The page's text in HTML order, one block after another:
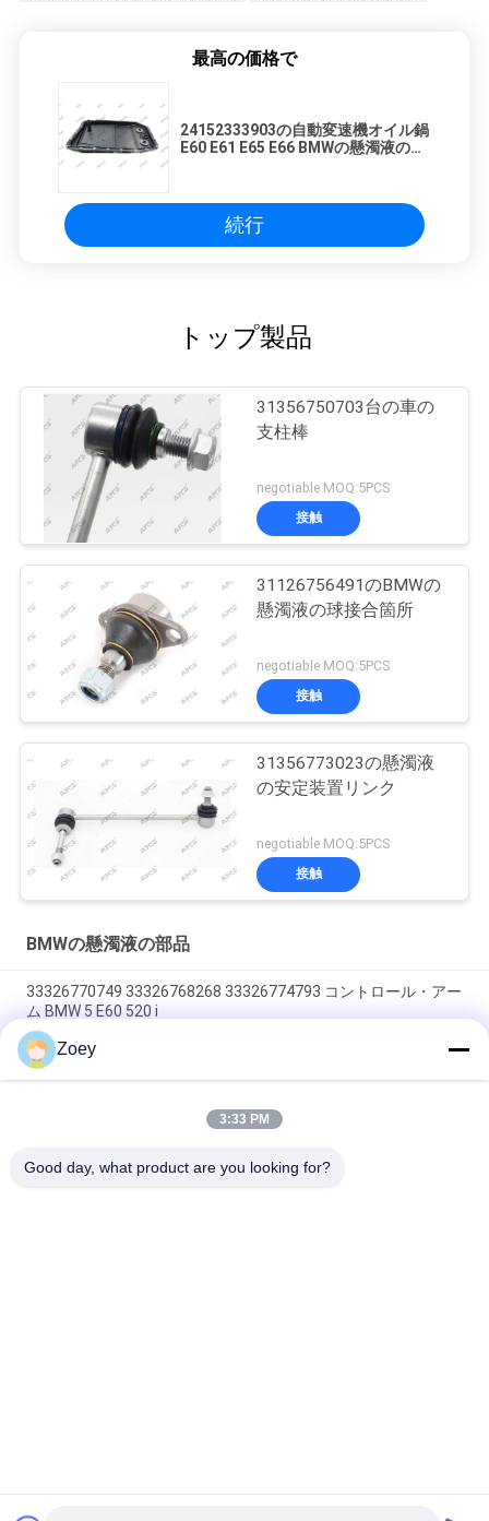
最高の価格で
24152333903の自動変速機オイル鍋
E60 E61 E65 E66 BMWの懸濁液の部
続行
トップ製品
31356750703台の車の
支柱棒
negotiable MOQ:5PCS
接触
31126756491のBMWの
懸濁液の球接合箇所
negotiable MOQ:5PCS
接触
31356773023の懸濁液
の安定装置リンク
negotiable MOQ:5PCS
接触
BMWの懸濁液の部品
33326770749 33326768268 33326774793 コントロール・アー
ム BMW 5 E60 520 i
11518635089 11518625097 BMW X5 / BMW Z4 ロードスター
用の水ポンプ
31126775145 31124083313 BMW 5 グランツーリズモ / BMW 7
Zoey
3:33 PM
Good day, what product are you looking for?